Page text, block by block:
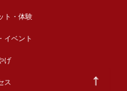
ト・体験
イベント
げ
ス